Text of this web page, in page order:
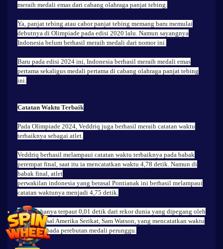
meraih medali emas dari cabang olahraga panjat tebing.
Ya, panjat tebing atau cabor panjat tebing memang baru memulai
debutnya di Olimpiade pada edisi 2020 lalu. Namun sayangnya
Indonesia belum berhasil meraih medali dari nomor ini.
Baru pada edisi 2024 ini, Indonesia berhasil meraih medali emas
pertama sekaligus medali pertama di cabang olahraga panjat tebing
ini.
Catatan Waktu Terbaik
Pada Olimpiade 2024, Veddriq juga berhasil meraih catatan waktu
terbaiknya sebagai atlet.
Veddriq berhasil melampaui catatan waktu terbaiknya pada babak
perempat final, saat itu ia mencatatkan waktu 4,78 detik. Namun di
babak final, atlet
perwakilan indonesia yang berasal Pontianak ini berhasil melampaui
catatan waktunya menjadi 4,75 detik.
Veddriq hanya terpaut 0,01 detik dari rekor dunia yang dipegang oleh
pemanjat asal Amerika Serikat, Sam Watson, yang mencatatkan waktu
4,74 detik pada perebutan medali perunggu.